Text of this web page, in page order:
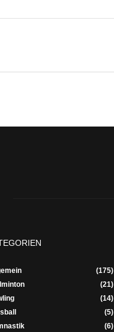
(175)
(21)
(14)
(5)
(6)